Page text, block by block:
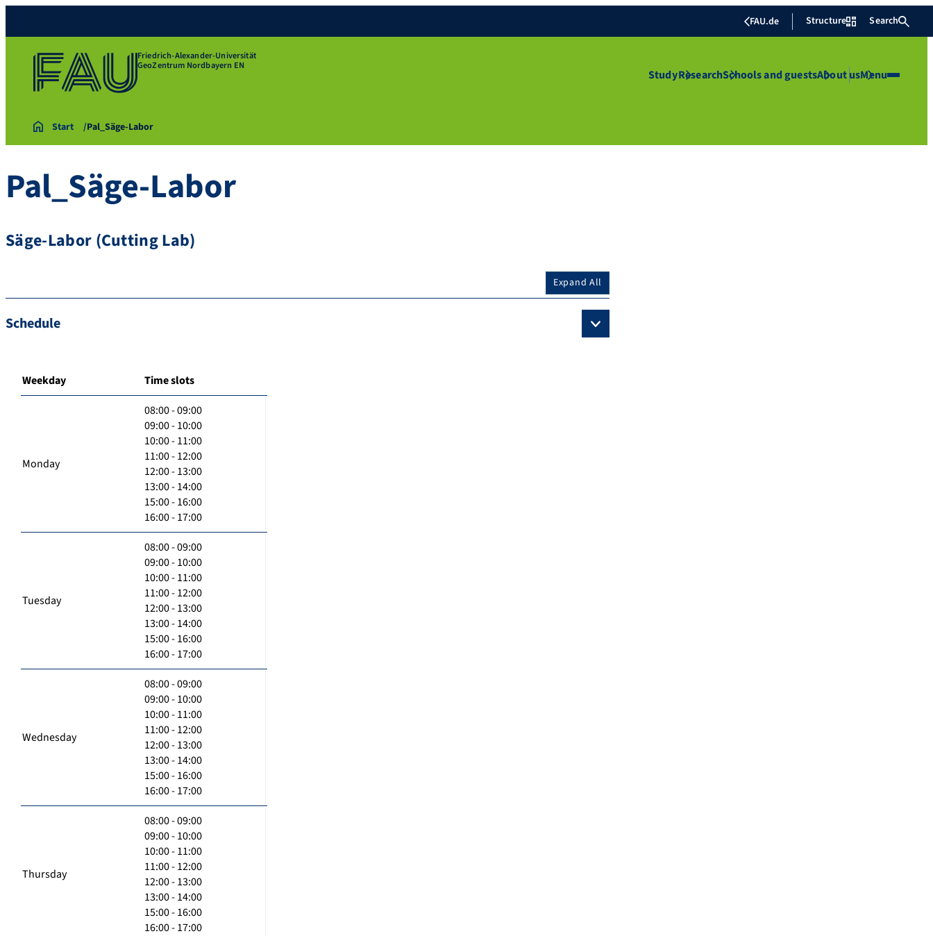
FAU.de Structure Search
Friedrich-Alexander-Universität
GeoZentrum Nordbayern EN
StudyResearchSchools and guestsAbout usMenu
Start Pal_Säge-Labor
Pal_Säge-Labor
Säge-Labor (Cutting Lab)
Expand All
Schedule
Weekday Time slots
Monday
08:00 - 09:00
09:00 - 10:00
10:00 - 11:00
11:00 - 12:00
12:00 - 13:00
13:00 - 14:00
15:00 - 16:00
16:00 - 17:00
Tuesday
08:00 - 09:00
09:00 - 10:00
10:00 - 11:00
11:00 - 12:00
12:00 - 13:00
13:00 - 14:00
15:00 - 16:00
16:00 - 17:00
Wednesday
08:00 - 09:00
09:00 - 10:00
10:00 - 11:00
11:00 - 12:00
12:00 - 13:00
13:00 - 14:00
15:00 - 16:00
16:00 - 17:00
Thursday
08:00 - 09:00
09:00 - 10:00
10:00 - 11:00
11:00 - 12:00
12:00 - 13:00
13:00 - 14:00
15:00 - 16:00
16:00 - 17:00